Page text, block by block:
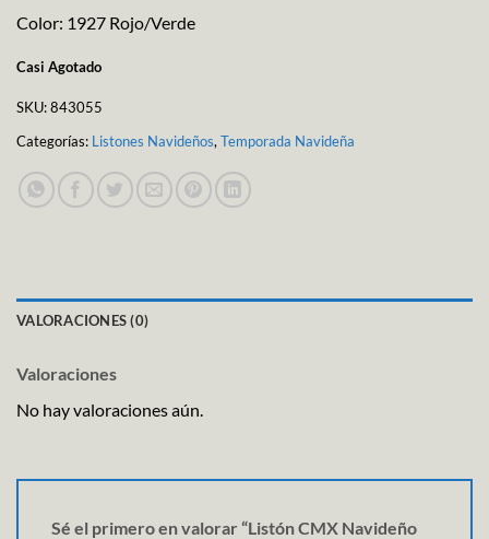
Color: 1927 Rojo/Verde
Casi Agotado
SKU:843055
Categorías: Listones Navideños, Temporada Navideña
VALORACIONES (0)
Valoraciones
No hay valoraciones aún.
Sé el primero en valorar “Listón CMX Navideño